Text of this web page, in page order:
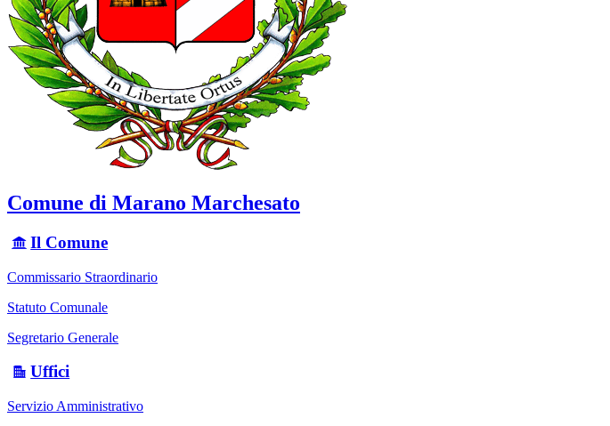
Comune di Marano Marchesato
Il Comune
Commissario Straordinario
Statuto Comunale
Segretario Generale
Uffici
Servizio Amministrativo